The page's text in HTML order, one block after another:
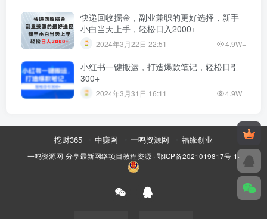
快递回收掘金，副业兼职的更好选择，新手
小白当天上手，轻松日入2000+
2024年3月22日 22:51 4.9W+
小红书一键搬运，打造爆款笔记，轻松日引
300+
2024年3月31日 16:11 4.9W+
挖财365 中赚网 一鸣资源网 福缘创业
一鸣资源网-分享最新网络项目教程资源 · 鄂ICP备2021019817号-1 ·